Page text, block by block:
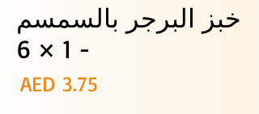
خبز البرجر بالسمسم
- 1 × 6
AED 3.75